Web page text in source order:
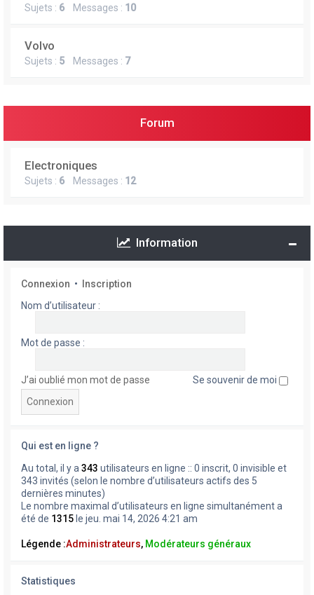
Sujets : 6 Messages : 10
Volvo
Sujets : 5 Messages : 7
Forum
Electroniques
Sujets : 6 Messages : 12
Information
Connexion •
Inscription
Nom d’utilisateur :
Mot de passe :
J’ai oublié mon mot de passe Se souvenir de moi
Qui est en ligne ?
Au total, il y a 343 utilisateurs en ligne :: 0 inscrit, 0 invisible et
343 invités (selon le nombre d’utilisateurs actifs des 5
dernières minutes)
Le nombre maximal d’utilisateurs en ligne simultanément a
été de 1315 le jeu. mai 14, 2026 4:21 am
Légende :Administrateurs, Modérateurs généraux
Statistiques